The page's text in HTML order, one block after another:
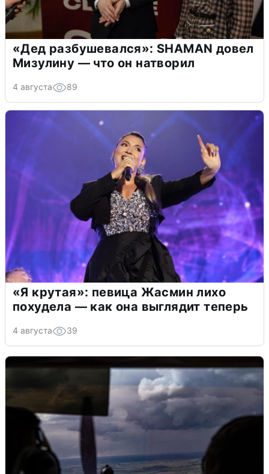
«Дед разбушевался»: SHAMAN довел
Мизулину — что он натворил
4 августа 89
«Я крутая»: певица Жасмин лихо
похудела — как она выглядит теперь
4 августа 39